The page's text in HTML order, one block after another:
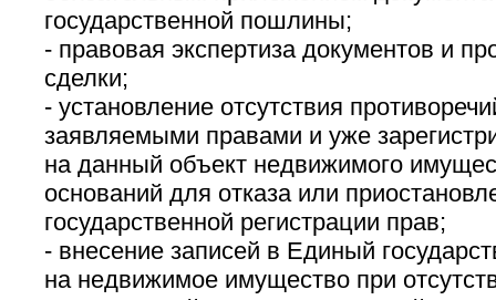
государственной пошлины;
- правовая экспертиза документов и
сделки;
- установление отсутствия
заявляемыми правами и уже
на данный объект недвижимого
оснований для отказа или
государственной регистрации прав;
- внесение записей в Единый
на недвижимое имущество при